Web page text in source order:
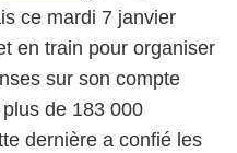
ce mardi 7 janvier
en train pour organiser
sur son compte
de 183 000
dernière a confié les